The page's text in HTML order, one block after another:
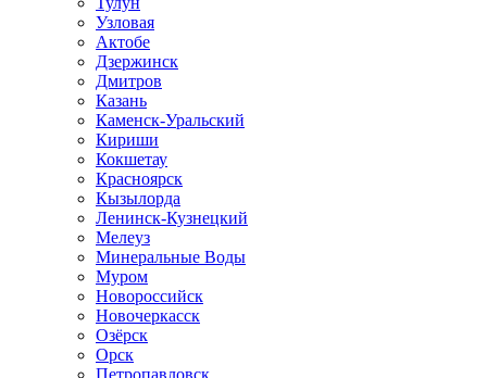
Узловая
Актобе
Дзержинск
Дмитров
Казань
Каменск-Уральский
Кириши
Кокшетау
Красноярск
Кызылорда
Ленинск-Кузнецкий
Мелеуз
Минеральные Воды
Муром
Новороссийск
Новочеркасск
Озёрск
Орск
Петропавловск